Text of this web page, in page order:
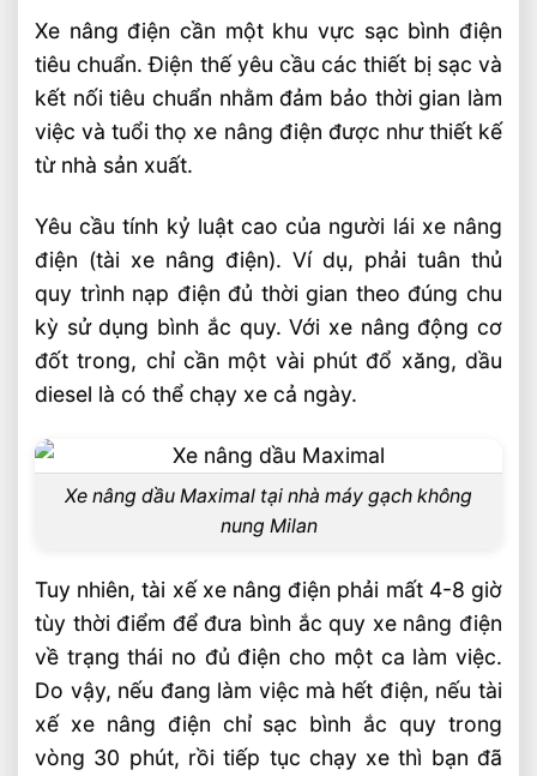
Xe nâng điện cần một khu vực sạc bình điện
tiêu chuẩn. Điện thế yêu cầu các thiết bị sạc và
kết nối tiêu chuẩn nhằm đảm bảo thời gian làm
việc và tuổi thọ xe nâng điện được như thiết kế
từ nhà sản xuất.
Yêu cầu tính kỷ luật cao của người lái xe nâng
điện (tài xe nâng điện). Ví dụ, phải tuân thủ
quy trình nạp điện đủ thời gian theo đúng chu
kỳ sử dụng bình ắc quy. Với xe nâng động cơ
đốt trong, chỉ cần một vài phút đổ xăng, dầu
diesel là có thể chạy xe cả ngày.
Xe nâng dầu Maximal tại nhà máy gạch không
nung Milan
Tuy nhiên, tài xế xe nâng điện phải mất 4-8 giờ
tùy thời điểm để đưa bình ắc quy xe nâng điện
về trạng thái no đủ điện cho một ca làm việc.
Do vậy, nếu đang làm việc mà hết điện, nếu tài
xế xe nâng điện chỉ sạc bình ắc quy trong
vòng 30 phút, rồi tiếp tục chạy xe thì bạn đã